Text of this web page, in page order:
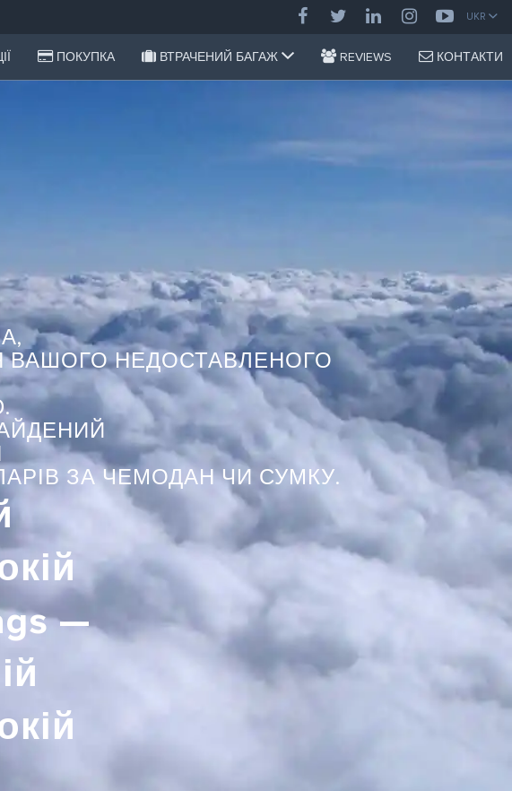
UKR
ПОКУПКА ВТРАЧЕНИЙ БАГАЖ REVIEWS КОНТАКТИ
ВАШОГО НЕДОСТАВЛЕНОГО
ЗА ЧЕМОДАН ЧИ СУМКУ.
—